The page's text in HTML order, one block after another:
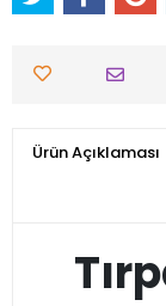
Ürün Açıklaması